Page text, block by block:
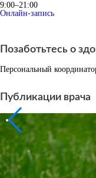
9:00–21:00
Онлайн-запись
Позаботьтесь о
Персональный
Публикации врача